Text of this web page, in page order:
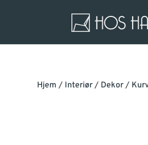
Hjem / Interiør / Dekor /